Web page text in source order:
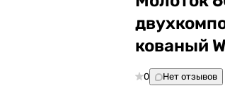
кованый
0 Нет отзывов